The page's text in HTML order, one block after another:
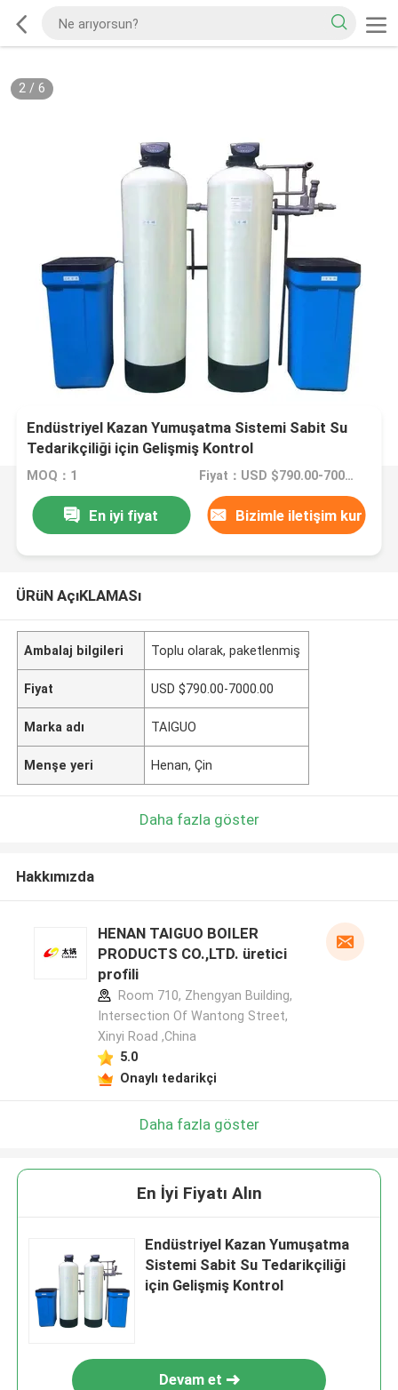
3/ 6
Endüstriyel Kazan Yumuşatma Sistemi Sabit Su
Tedarikçiliği için Gelişmiş Kontrol
MOQ：1 Fiyat：USD $790.00-7000.00
En iyi fiyat Bizimle iletişim kur
ÜRüN AçıKLAMASı
Ambalaj bilgileri Toplu olarak, paketlenmiş
Fiyat USD $790.00-7000.00
Marka adı TAIGUO
Menşe yeri Henan, Çin
Daha fazla göster
Hakkımızda
HENAN TAIGUO BOILER
PRODUCTS CO.,LTD. üretici
profili
Room 710, Zhengyan Building,
Intersection Of Wantong Street,
Xinyi Road ,China
5.0
Onaylı tedarikçi
Daha fazla göster
En İyi Fiyatı Alın
Endüstriyel Kazan Yumuşatma
Sistemi Sabit Su Tedarikçiliği
için Gelişmiş Kontrol
Devam et